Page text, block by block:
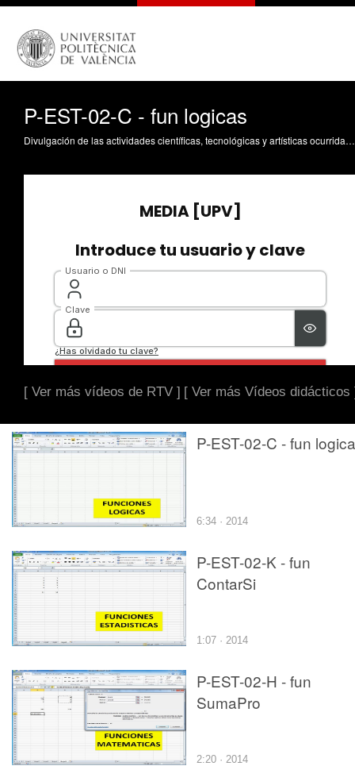
P-EST-02-C - fun logicas
Divulgación de las actividades científicas, tecnológicas y artísticas ocurridas en los tres campus de la UPV
[ Ver más vídeos de RTV ] [ Ver más Vídeos didácticos
P-EST-02-C - fun
6:34 · 2014
P-EST-02-K - fun
ContarSi
1:07 · 2014
P-EST-02-H - fun
SumaPro
2:20 · 2014